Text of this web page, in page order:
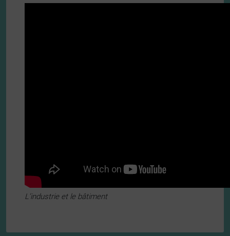
L’industrie et le bâtiment